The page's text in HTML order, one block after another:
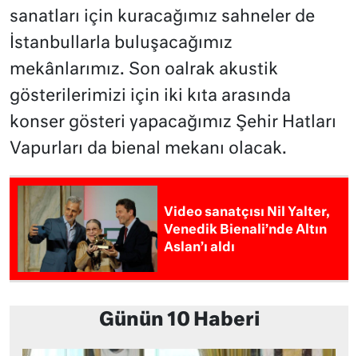
sanatları için kuracağımız sahneler de
İstanbullarla buluşacağımız
mekânlarımız. Son oalrak akustik
gösterilerimizi için iki kıta arasında
konser gösteri yapacağımız Şehir Hatları
Vapurları da bienal mekanı olacak.
Video sanatçısı Nil Yalter,
Venedik Bienali’nde Altın
Aslan’ı aldı
Günün 10 Haberi